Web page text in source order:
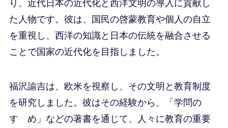
り、近代日本の近代化と西洋文明の導入に貢献し
た人物です。彼は、国民の啓蒙教育や個人の自立
を重視し、西洋の知識と日本の伝統を融合させる
ことで国家の近代化を目指しました。
福沢諭吉は、欧米を視察し、その文明と教育制度
を研究しました。彼はその経験から、「学問の
すゝめ」などの著書を通じて、人々に教育の重要